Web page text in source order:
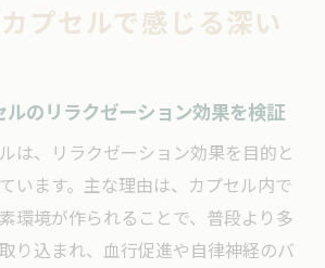
プセルで感じる深い
ルのリラクゼーション効果を検証
は、リラクゼーション効果を目的と
います。主な理由は、カプセル内で
環境が作られることで、普段より多
り込まれ、血行促進や自律神経のバ